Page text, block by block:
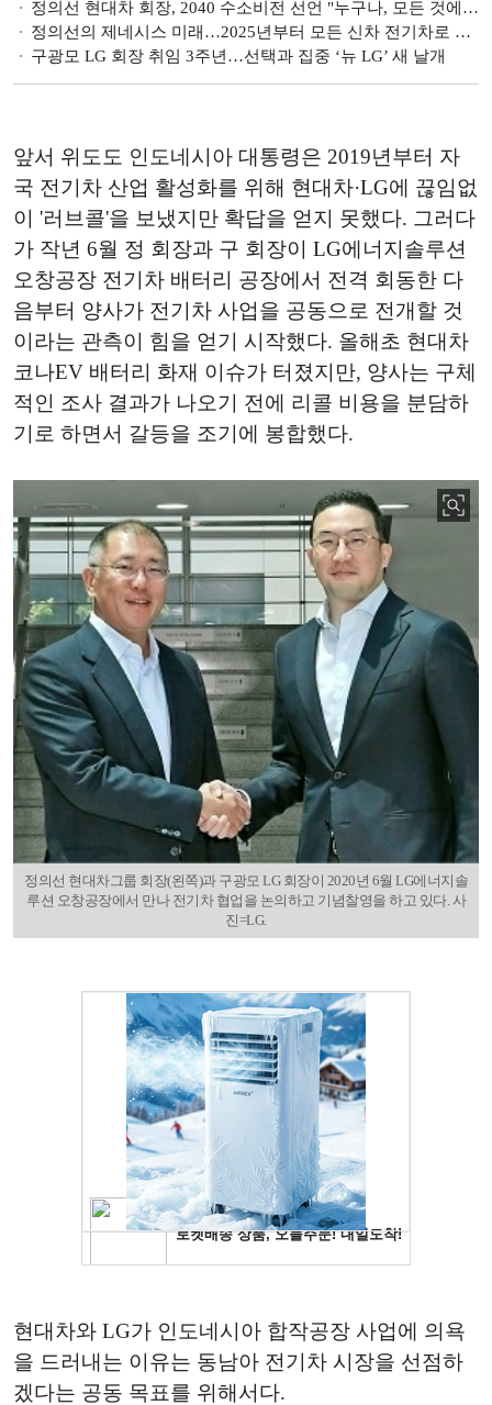
정의선 현대차 회장, 2040 수소비전 선언 "누구나, 모든 것에, 어디에나 쓰일 것"
정의선의 제네시스 미래…2025년부터 모든 신차 전기차로 출시
구광모 LG 회장 취임 3주년…선택과 집중 ‘뉴 LG’ 새 날개
앞서 위도도 인도네시아 대통령은 2019년부터 자
국 전기차 산업 활성화를 위해 현대차·LG에 끊임없
이 '러브콜'을 보냈지만 확답을 얻지 못했다. 그러다
가 작년 6월 정 회장과 구 회장이 LG에너지솔루션
오창공장 전기차 배터리 공장에서 전격 회동한 다
음부터 양사가 전기차 사업을 공동으로 전개할 것
이라는 관측이 힘을 얻기 시작했다. 올해초 현대차
코나EV 배터리 화재 이슈가 터졌지만, 양사는 구체
적인 조사 결과가 나오기 전에 리콜 비용을 분담하
기로 하면서 갈등을 조기에 봉합했다.
정의선 현대차그룹 회장(왼쪽)과 구광모 LG 회장이 2020년 6월 LG에너지솔
루션 오창공장에서 만나 전기차 협업을 논의하고 기념찰영을 하고 있다. 사
진=LG.
현대차와 LG가 인도네시아 합작공장 사업에 의욕
을 드러내는 이유는 동남아 전기차 시장을 선점하
겠다는 공동 목표를 위해서다.